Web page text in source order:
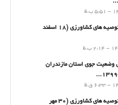
پیش بینی و توصیه های کشاورزی (18 اسفند
وضعیت جوی استان مازندران
پیش بینی و توصیه های کشاورزی (30 مهر